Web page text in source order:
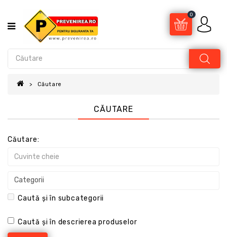
0
Căutare
CĂUTARE
Căutare:
Caută și în subcategorii
Caută și în descrierea produselor